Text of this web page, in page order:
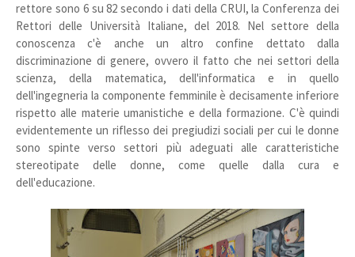
rettore sono 6 su 82 secondo i dati della CRUI, la Conferenza dei
Rettori delle Università Italiane, del 2018. Nel settore della
conoscenza c'è anche un altro confine dettato dalla
discriminazione di genere, ovvero il fatto che nei settori della
scienza, della matematica, dell'informatica e in quello
dell'ingegneria la componente femminile è decisamente inferiore
rispetto alle materie umanistiche e della formazione. C'è quindi
evidentemente un riflesso dei pregiudizi sociali per cui le donne
sono spinte verso settori più adeguati alle caratteristiche
stereotipate delle donne, come quelle dalla cura e
dell'educazione.